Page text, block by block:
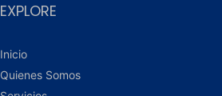
EXPLORE
Inicio
Quienes Somos